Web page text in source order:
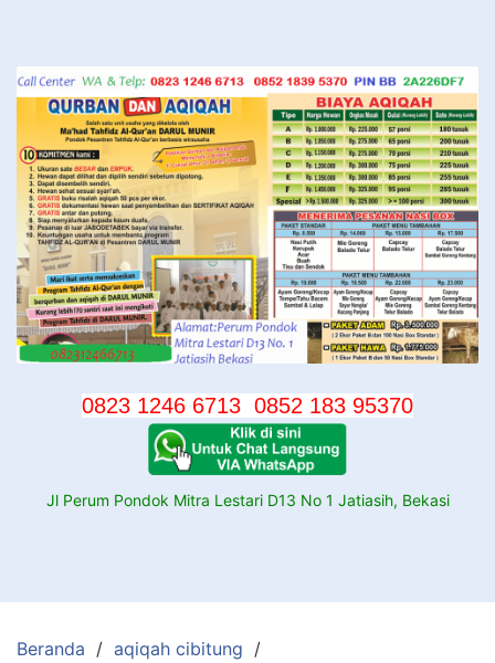
konten
0823 1246 6713 0852 183 95370
Jl Perum Pondok Mitra Lestari D13 No 1 Jatiasih, Bekasi
Beranda
aqiqah cibitung